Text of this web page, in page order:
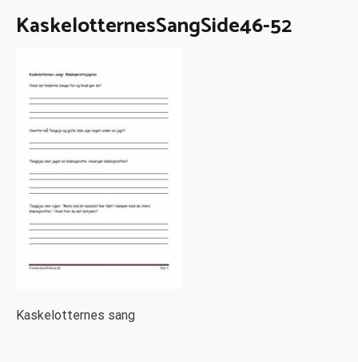
KaskelotternesSangSide46-52
Kaskelotternes sang